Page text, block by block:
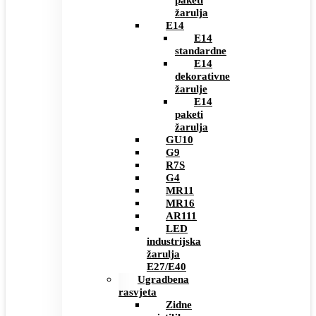
žarulja
E14
E14
standardne
E14
dekorativne
žarulje
E14
paketi
žarulja
GU10
G9
R7S
G4
MR11
MR16
AR111
LED
industrijska
žarulja
E27/E40
Ugradbena
rasvjeta
Zidne